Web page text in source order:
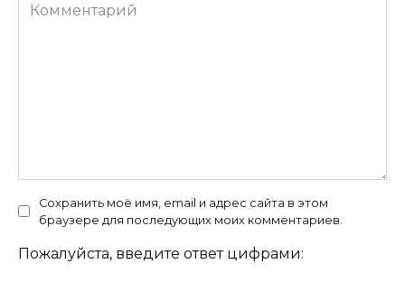
Сохранить моё имя, email и адрес сайта в этом
браузере для последующих моих комментариев.
Пожалуйста, введите ответ цифрами: